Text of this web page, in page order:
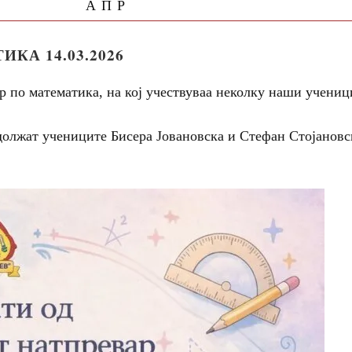
АПР
14.03.2026
математика, на кој учествуваа неколку наши
учениците Бисера Јовановска и Стефан